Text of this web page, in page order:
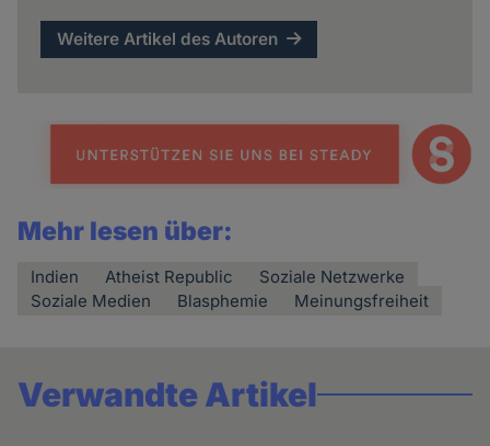
Weitere Artikel des Autoren
Mehr lesen über:
Indien Atheist Republic
Soziale Netzwerke
Soziale Medien
Blasphemie Meinungsfreiheit
Verwandte Artikel